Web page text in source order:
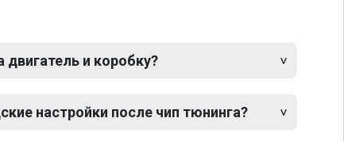
двигатель и коробку?
настройки после чип тюнинга?